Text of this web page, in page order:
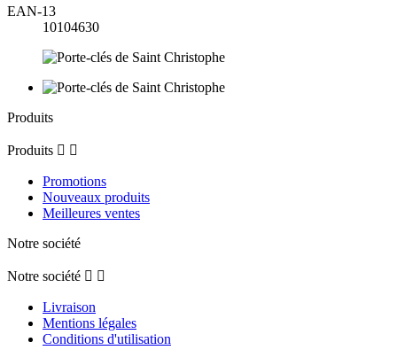
EAN-13
10104630
Produits
Produits  
Promotions
Nouveaux produits
Meilleures ventes
Notre société
Notre société  
Livraison
Mentions légales
Conditions d'utilisation